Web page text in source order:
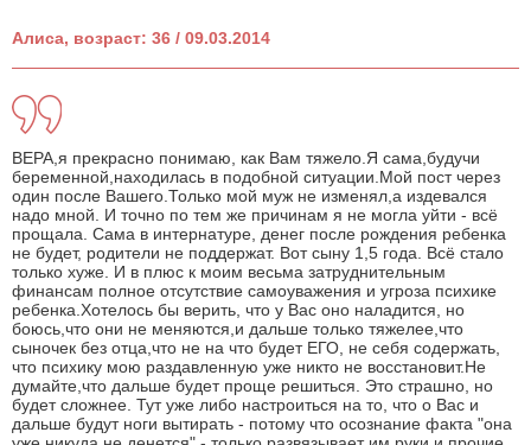
Алиса, возраст: 36 / 09.03.2014
ВЕРА,я прекрасно понимаю, как Вам тяжело.Я сама,будучи
беременной,находилась в подобной ситуации.Мой пост через
один после Вашего.Только мой муж не изменял,а издевался
надо мной. И точно по тем же причинам я не могла уйти - всё
прощала. Сама в интернатуре, денег после рождения ребенка
не будет, родители не поддержат. Вот сыну 1,5 года. Всё стало
только хуже. И в плюс к моим весьма затруднительным
финансам полное отсутствие самоуважения и угроза психике
ребенка.Хотелось бы верить, что у Вас оно наладится, но
боюсь,что они не меняются,и дальше только тяжелее,что
сыночек без отца,что не на что будет ЕГО, не себя содержать,
что психику мою раздавленную уже никто не восстановит.Не
думайте,что дальше будет проще решиться. Это страшно, но
будет сложнее. Тут уже либо настроиться на то, что о Вас и
дальше будут ноги вытирать - потому что осознание факта "она